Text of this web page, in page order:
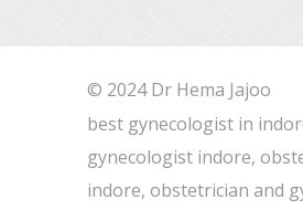
© 2024 Dr Hema Jajoo
best gynecologist in
gynecologist indore,
indore, obstetrician and